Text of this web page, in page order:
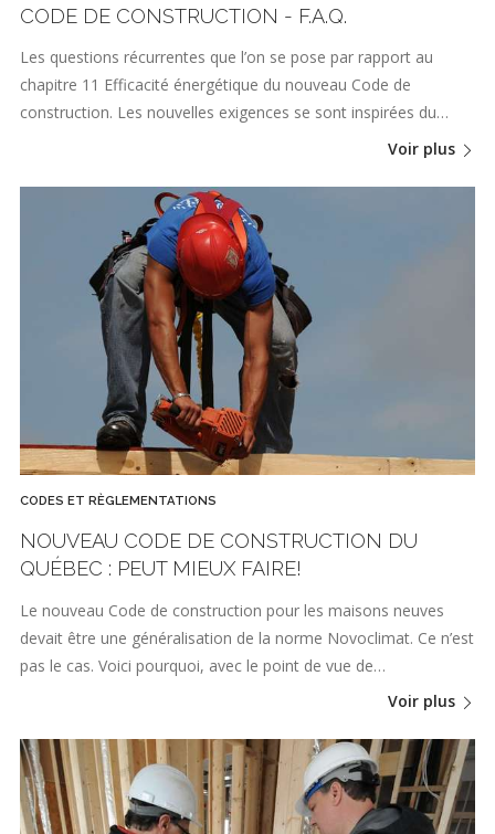
CODE DE CONSTRUCTION - F.A.Q.
Les questions récurrentes que l’on se pose par rapport au
chapitre 11 Efficacité énergétique du nouveau Code de
construction. Les nouvelles exigences se sont inspirées du…
Voir plus
CODES ET RÈGLEMENTATIONS
NOUVEAU CODE DE CONSTRUCTION DU
QUÉBEC : PEUT MIEUX FAIRE!
Le nouveau Code de construction pour les maisons neuves
devait être une généralisation de la norme Novoclimat. Ce n’est
pas le cas. Voici pourquoi, avec le point de vue de…
Voir plus